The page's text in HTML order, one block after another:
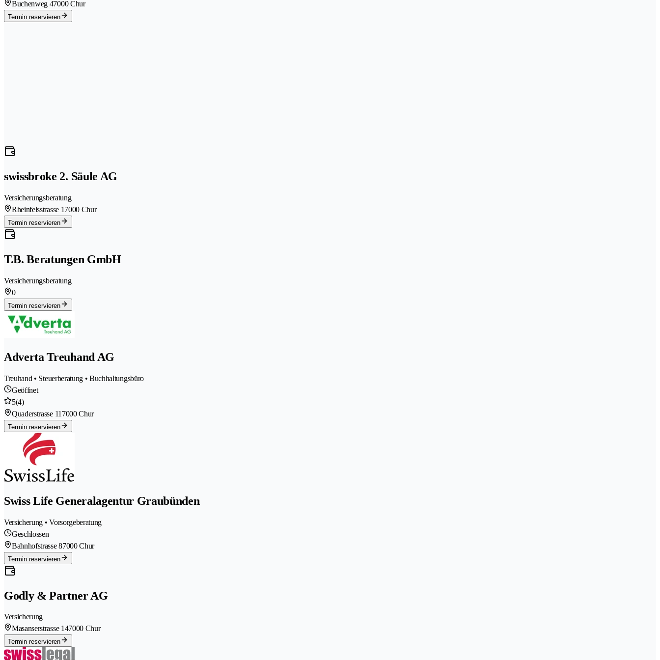
Buchenweg 47000 Chur
Termin reservieren
swissbroke 2. Säule AG
Versicherungsberatung
Rheinfelsstrasse 17000 Chur
Termin reservieren
T.B. Beratungen GmbH
Versicherungsberatung
0
Termin reservieren
Adverta Treuhand AG
Treuhand • Steuerberatung • Buchhaltungsbüro
Geöffnet
5(4)
Quaderstrasse 11 7000 Chur
Termin reservieren
Swiss Life Generalagentur Graubünden
Versicherung • Vorsorgeberatung
Geschlossen
Bahnhofstrasse 87000 Chur
Termin reservieren
Godly & Partner AG
Versicherung
Masanserstrasse 147000 Chur
Termin reservieren